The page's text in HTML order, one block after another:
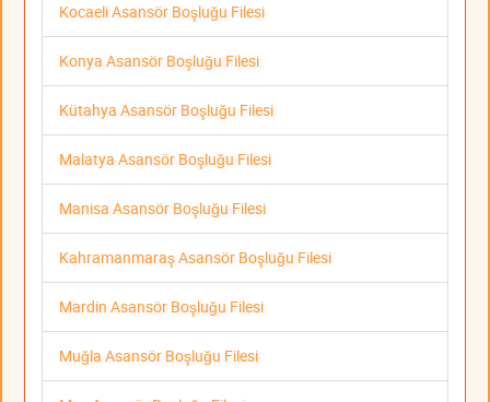
Kocaeli Asansör Boşluğu Filesi
Konya Asansör Boşluğu Filesi
Kütahya Asansör Boşluğu Filesi
Malatya Asansör Boşluğu Filesi
Manisa Asansör Boşluğu Filesi
Kahramanmaraş Asansör Boşluğu Filesi
Mardin Asansör Boşluğu Filesi
Muğla Asansör Boşluğu Filesi